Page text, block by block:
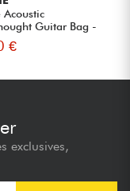
Acoustic
Guitar Bag -
€
exclusives,